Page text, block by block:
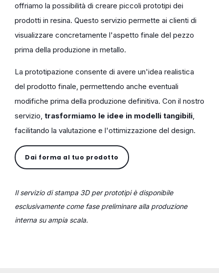
offriamo la possibilità di creare piccoli prototipi dei
prodotti in resina. Questo servizio permette ai clienti di
visualizzare concretamente l'aspetto finale del pezzo
prima della produzione in metallo.
La prototipazione consente di avere un'idea realistica
del prodotto finale, permettendo anche eventuali
modifiche prima della produzione definitiva. Con il nostro
servizio, trasformiamo le idee in modelli tangibili
facilitando la valutazione e l'ottimizzazione del design.
Dai forma al tuo prodotto
Il servizio di stampa 3D per prototipi è disponibile
esclusivamente come fase preliminare alla produzione
interna su ampia scala.